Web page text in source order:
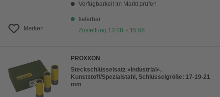
Merken
Verfügbarkeit im Markt prüfen
lieferbar
Zustellung 13.08. - 15.08.
PROXXON
Steckschlüsselsatz »Industrial«,
Kunststoff/Spezialstahl, Schlüsselgröße: 17-19-21
mm